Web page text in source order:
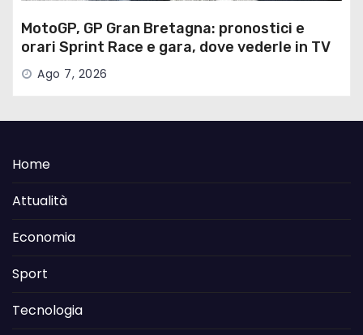
MotoGP, GP Gran Bretagna: pronostici e
orari Sprint Race e gara, dove vederle in TV
Ago 7, 2026
Home
Attualità
Economia
Sport
Tecnologia